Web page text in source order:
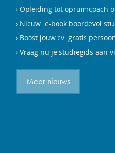
Opleiding tot opruimcoach
Nieuw: e-book boordevol
Boost jouw cv: gratis
Vraag nu je studiegids aan
Meer nieuws